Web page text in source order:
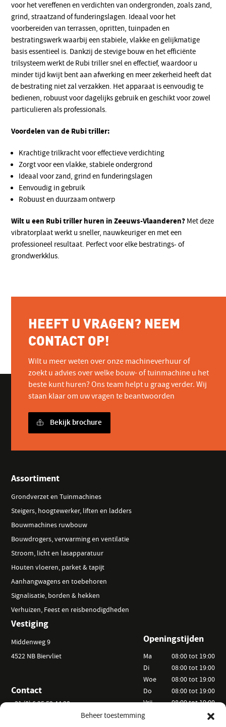
Beheer toestemming
voor het vereffenen en verdichten van ondergronden, zoals zand,
grind, straatzand of funderingslagen. Ideaal voor het
voorbereiden van terrassen, opritten, tuinpaden en
bestratingswerk waarbij een stabiele, vlakke en gelijkmatige
basis essentieel is. Dankzij de stevige bouw en het efficiënte
trilsysteem werkt de Rubi triller snel en effectief, waardoor u
minder tijd kwijt bent aan afwerking en meer zekerheid heeft dat
de bestrating niet zal verzakken. Het apparaat is eenvoudig te
bedienen, robuust voor dagelijks gebruik en geschikt voor zowel
particulieren als professionals.
Voordelen van de Rubi triller:
Krachtige trilkracht voor effectieve verdichting
Zorgt voor een vlakke, stabiele ondergrond
Ideaal voor zand, grind en funderingslagen
Eenvoudig in gebruik
Robuust en duurzaam ontwerp
Wilt u een Rubi triller huren in Zeeuws-Vlaanderen? Met deze
vibratorplaat werkt u sneller, nauwkeuriger en met een
professioneel resultaat. Perfect voor elke bestratings- of
grondwerkklus.
HEEFT U VRAGEN? NEEM
CONTACT OP!
Wilt u meer weten over onze machineverhuur of
zoekt u advies over welke bouw- of tuinmachine u het
beste kunt huren? Ons team helpt u graag verder. Wij
staan klaar om uw vragen te beantwoorden
Bekijk brochure
Assortiment
Grondverzet en Tuinmachines
Steigers, hoogtewerker, liften en ladders
Bouwmachines ruwbouw
Bouwdrogers, verwarming en ventilatie
Stroom, licht en lasapparatuur
Houten vloeren, parket & tapijt
Aanhangwagens en toebehoren
Signalisatie, borden & hekken
Verhuizen, Feest en reisbenodigdheden
Vestiging
Middenweg 9
4522 NB Biervliet
Contact
+31 (0) 6 25 52 44 20
info@vanackerverhuur.nl
Openingstijden
Ma
Di
Woe
Do
Vrij
Za
08:00 tot 19:00
08:00 tot 19:00
08:00 tot 19:00
08:00 tot 19:00
08:00 tot 19:00
09:00 tot 15:00